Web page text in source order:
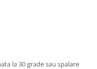
la 30 grade sau spalare